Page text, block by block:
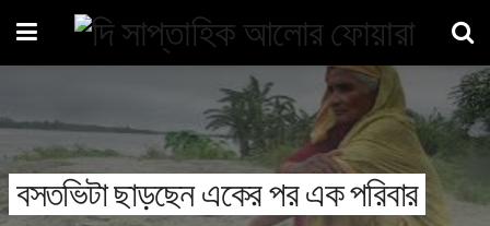
বসতভিটা ছাড়ছেন একের পর এক পরিবার